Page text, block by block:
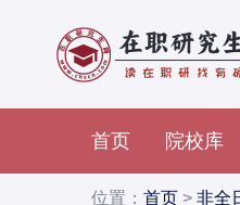
首页 院校库
位置： 首页 > 非全